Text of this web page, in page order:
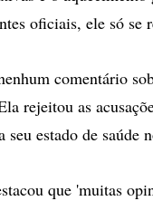
oficiais, ele só se
comentário
rejeitou as
seu estado de saúde
que 'muitas